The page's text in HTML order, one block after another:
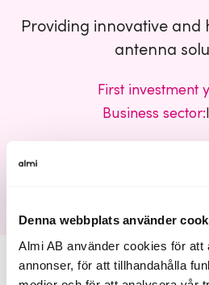
Denna webbplats använder
Almi AB använder cookies för att
annonser, för att tillhandahålla
Providing innovative
antenna
First investment
Business sector: